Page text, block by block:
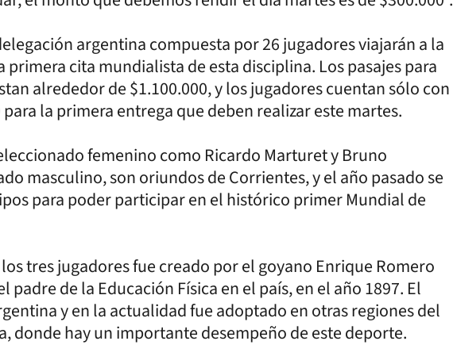
argentina compuesta por 26 jugadores viajarán a la
cita mundialista de esta disciplina. Los pasajes para
alrededor de $1.100.000, y los jugadores cuentan sólo con
para la primera entrega que deben realizar este martes.
femenino como Ricardo Marturet y Bruno
masculino, son oriundos de Corrientes, y el año pasado se
para poder participar en el histórico primer Mundial de
tres jugadores fue creado por el goyano Enrique Romero
padre de la Educación Física en el país, en el año 1897. El
y en la actualidad fue adoptado en otras regiones del
donde hay un importante desempeño de este deporte.